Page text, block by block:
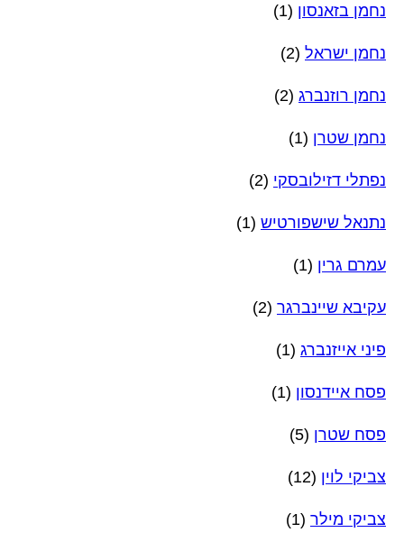
נחמן בזאנסון (1)
נחמן ישראל (2)
נחמן רוזנברג (2)
נחמן שטרן (1)
נפתלי דזילובסקי (2)
נתנאל שישפורטיש (1)
עמרם גרין (1)
עקיבא שיינברגר (2)
פיני אייזנברג (1)
פסח איידנסון (1)
פסח שטרן (5)
צביקי לוין (12)
צביקי מילר (1)